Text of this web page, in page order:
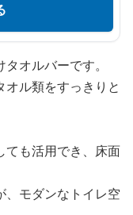
オルバーです。
オル類をすっきりと
ても活用でき、床面
、モダンなトイレ空